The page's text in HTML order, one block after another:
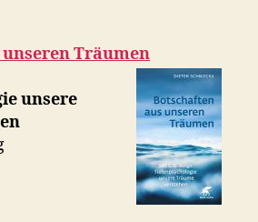
Träumen
unsere